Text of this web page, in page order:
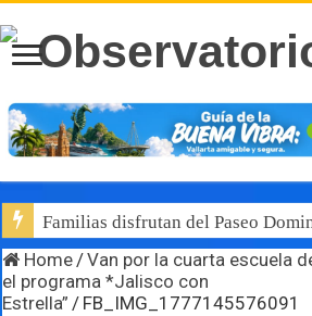
Familias disfrutan del Paseo
Home/Van por la cuarta escuela
el programa *Jalisco con
Estrella” / FB_IMG_1777145576091